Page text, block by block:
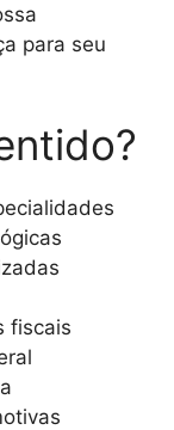
para seu
fiscais